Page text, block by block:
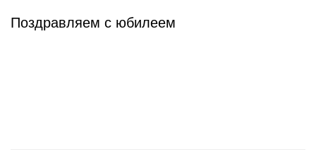
Поздравляем с юбилеем